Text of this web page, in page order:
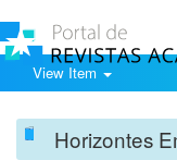
View Item
Horizontes